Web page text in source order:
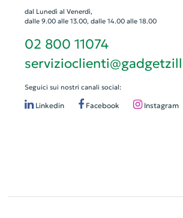
dal Lunedì al Venerdì,
dalle 9.00 alle 13.00, dalle 14.00 alle 18.00
02 800 11074
Seguici sui nostri canali social:
Linkedin Facebook Instagram